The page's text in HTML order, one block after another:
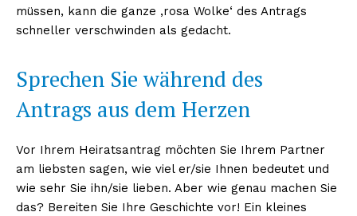
müssen, kann die ganze ‚rosa Wolke‘ des Antrags
schneller verschwinden als gedacht.
Sprechen Sie während des
Antrags aus dem Herzen
Vor Ihrem Heiratsantrag möchten Sie Ihrem Partner
am liebsten sagen, wie viel er/sie Ihnen bedeutet und
wie sehr Sie ihn/sie lieben. Aber wie genau machen Sie
das? Bereiten Sie Ihre Geschichte vor! Ein kleines